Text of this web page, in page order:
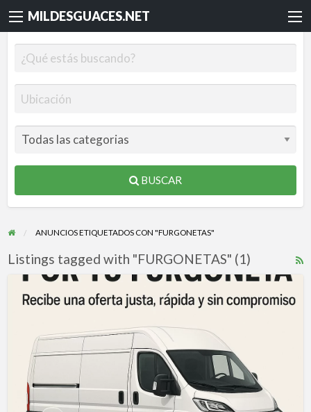
MILDESGUACES.NET
BUSCAR
ANUNCIOS ETIQUETADOS CON "FURGONETAS"
Listings tagged with "FURGONETAS" (1)
¡Consigue
Tasación
Furgoneta